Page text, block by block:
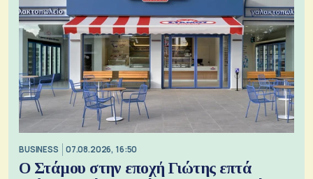
BUSINESS 07.08.2026, 16:50
Ο Στάμου στην εποχή Γιώτης επτά